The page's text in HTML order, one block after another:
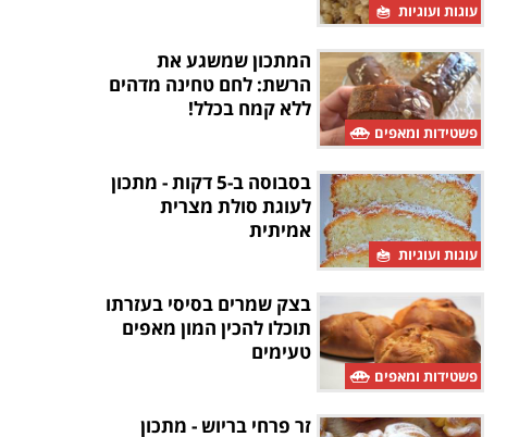
עוגות ועוגיות
פשטידות ומאפים
המתכון שמשגע את
הרשת: לחם טחינה מדהים
ללא קמח בכלל!
עוגות ועוגיות
בסבוסה ב-5 דקות - מתכון
לעוגת סולת מצרית
אמיתית
פשטידות ומאפים
בצק שמרים בסיסי בעזרתו
תוכלו להכין המון מאפים
טעימים
זר פרחי בריוש - מתכון